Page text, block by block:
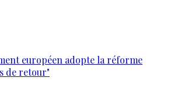
européen adopte la réforme
de retour"